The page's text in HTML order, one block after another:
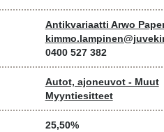
Antikvariaatti Arwo
0400 527 382
Autot, ajoneuvot - Muut
Myyntiesitteet
25,50%